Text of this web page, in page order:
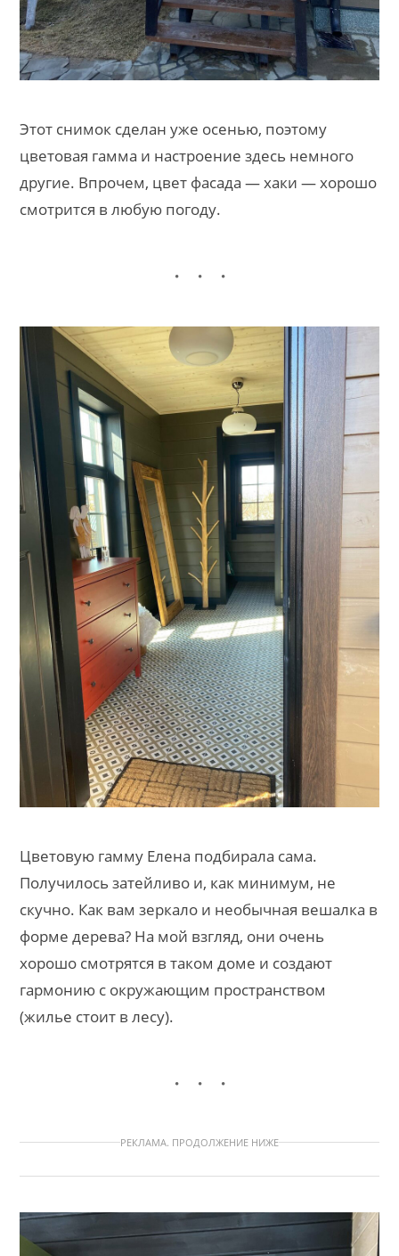
Этот снимок сделан уже осенью, поэтому
цветовая гамма и настроение здесь немного
другие. Впрочем, цвет фасада — хаки — хорошо
смотрится в любую погоду.
Цветовую гамму Елена подбирала сама.
Получилось затейливо и, как минимум, не
скучно. Как вам зеркало и необычная вешалка в
форме дерева? На мой взгляд, они очень
хорошо смотрятся в таком доме и создают
гармонию с окружающим пространством
(жилье стоит в лесу).
РЕКЛАМА. ПРОДОЛЖЕНИЕ НИЖЕ